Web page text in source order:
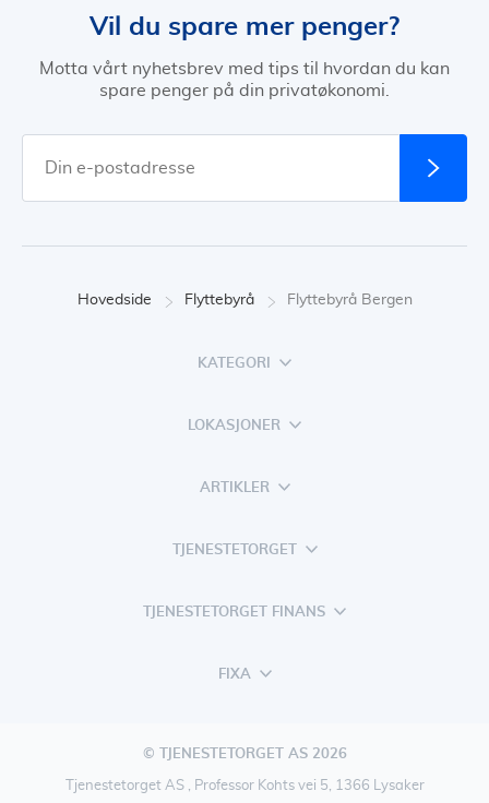
Vil du spare mer penger?
Motta vårt nyhetsbrev med tips til hvordan du kan
spare penger på din privatøkonomi.
Hovedside Flyttebyrå Flyttebyrå Bergen
KATEGORI
LOKASJONER
ARTIKLER
TJENESTETORGET
TJENESTETORGET FINANS
FIXA
© TJENESTETORGET AS 2026
Tjenestetorget AS , Professor Kohts vei 5, 1366 Lysaker